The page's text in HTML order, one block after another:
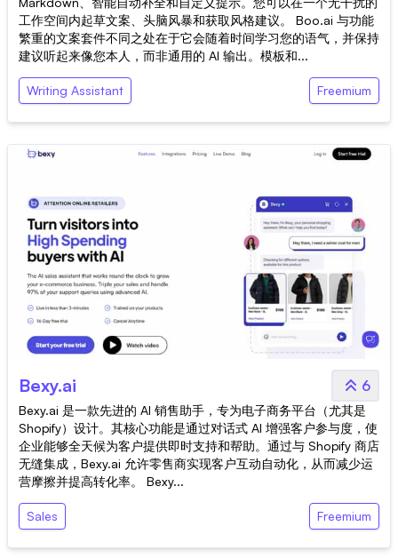
工作空间内起草文案、头脑风暴和获取风格建议。 Boo.ai 与功能
繁重的文案套件不同之处在于它会随着时间学习您的语气，并保持
建议听起来像您本人，而非通用的 AI 输出。模板和...
Writing Assistant Freemium
Bexy.ai 6
Bexy.ai 是一款先进的 AI 销售助手，专为电子商务平台（尤其是
Shopify）设计。其核心功能是通过对话式 AI 增强客户参与度，使
企业能够全天候为客户提供即时支持和帮助。通过与 Shopify 商店
无缝集成，Bexy.ai 允许零售商实现客户互动自动化，从而减少运
营摩擦并提高转化率。 Bexy...
Sales Freemium